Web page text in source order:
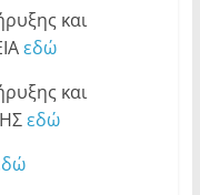
και
εδώ
και
εδώ